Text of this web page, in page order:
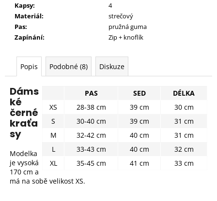
Kapsy:
4
Materiál:
strečový
Pas:
pružná guma
Zapínání:
Zip + knoflík
Popis Podobné (8) Diskuze
PAS SED
DÉLKA
XS
28-38 cm 39 cm
30 cm
S
30-40 cm 39 cm
31 cm
M
32-42 cm 40 cm
31 cm
L
33-43 cm 40 cm
32 cm
XL
35-45 cm 41 cm 33 cm
Dáms
ké
černé
kraťa
sy
Modelka
je vysoká
170 cm a
má na sobě velikost XS.